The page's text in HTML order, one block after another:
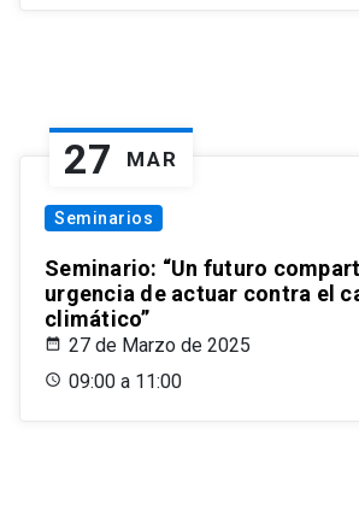
27 MAR
Seminarios
Seminario: “Un futuro
urgencia de actuar contra el
climático”
27 de Marzo de 2025
09:00 a 11:00